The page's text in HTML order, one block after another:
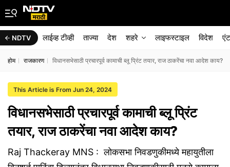
NDTV लाईव्ह टीव्ही ताज्या देश शहरे लाइफस्टाइल विदेश
होम राजकारण विधानसभेसाठी प्रचारपूर्व कामाची ब्लू प्रिंट तयार, राज ठाकरेंचा नवा आदेश काय?
This Article is From Jun 24, 2024
विधानसभेसाठी प्रचारपूर्व कामाची ब्लू प्रिंट
तयार, राज ठाकरेंचा नवा आदेश काय?
Raj Thackeray MNS : लोकसभा निवडणुकीमध्ये महायुतीला